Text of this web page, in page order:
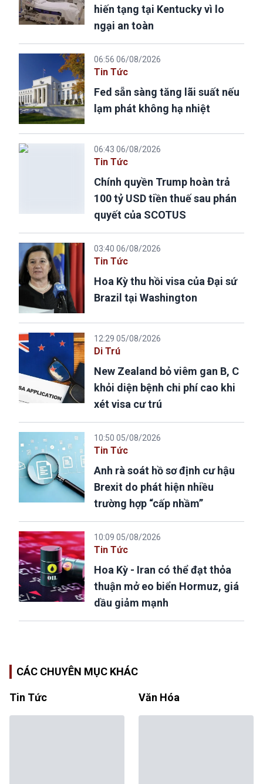
hiến tạng tại Kentucky vì lo
ngại an toàn
06:56 06/08/2026
Tin Tức
Fed sẵn sàng tăng lãi suất nếu
lạm phát không hạ nhiệt
06:43 06/08/2026
Tin Tức
Chính quyền Trump hoàn trả
100 tỷ USD tiền thuế sau phán
quyết của SCOTUS
03:40 06/08/2026
Tin Tức
Hoa Kỳ thu hồi visa của Đại sứ
Brazil tại Washington
12:29 05/08/2026
Di Trú
New Zealand bỏ viêm gan B, C
khỏi diện bệnh chi phí cao khi
xét visa cư trú
10:50 05/08/2026
Tin Tức
Anh rà soát hồ sơ định cư hậu
Brexit do phát hiện nhiều
trường hợp “cấp nhầm”
10:09 05/08/2026
Tin Tức
Hoa Kỳ - Iran có thể đạt thỏa
thuận mở eo biển Hormuz, giá
dầu giảm mạnh
CÁC CHUYÊN MỤC KHÁC
Tin Tức Văn Hóa